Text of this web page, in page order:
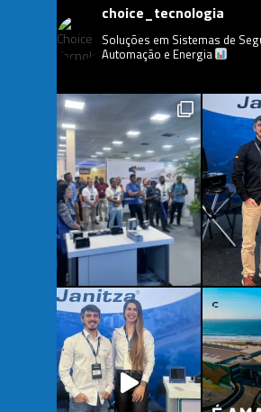
choice_tecnologia
Soluções em Sistemas de
Automação e Energia